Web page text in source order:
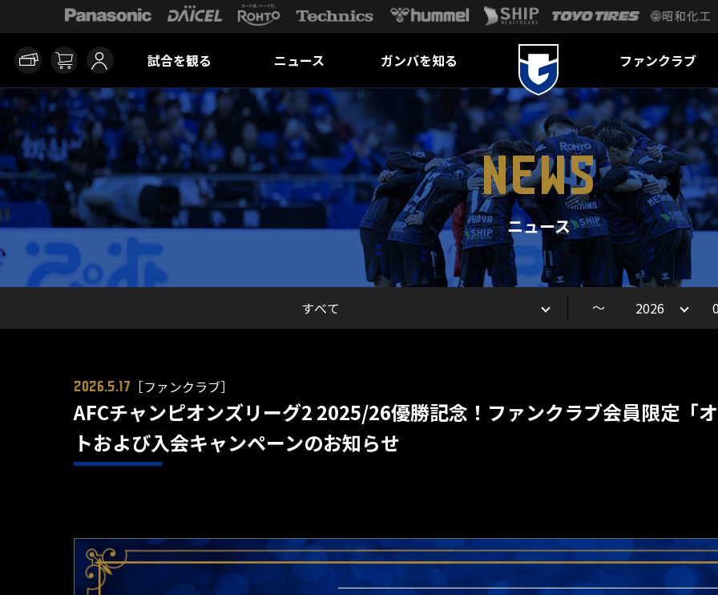
試合を観る ニュース ガンバを知る ファンクラブ
NEWS
ニュース
～
2026.5.17 ［ファンクラブ］
AFCチャンピオンズリーグ2 2025/26優勝記念！ファンクラブ会員限定「
トおよび入会キャンペーンのお知らせ